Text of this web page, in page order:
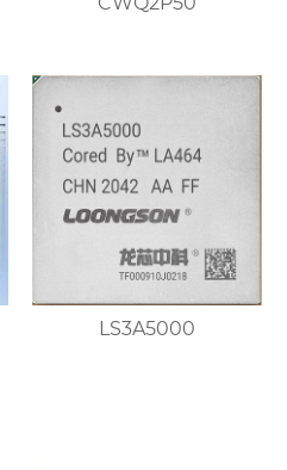
LS3A5000